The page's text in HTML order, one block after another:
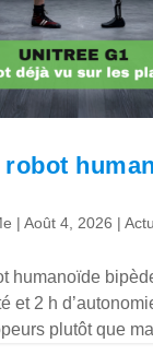
|Août 4, 2026 |
humanoïde
et 2 h
plutôt que